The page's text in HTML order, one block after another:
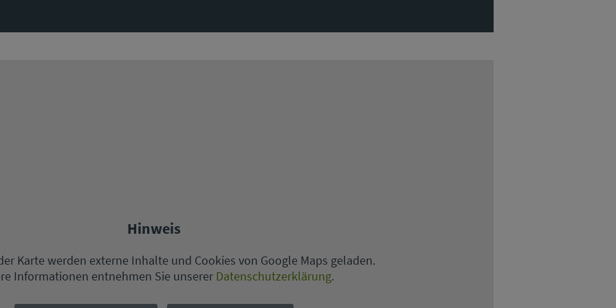
Hinweis
Karte werden externe Inhalte und Cookies von Google Maps geladen.
Informationen entnehmen Sie unserer Datenschutzerklärung.